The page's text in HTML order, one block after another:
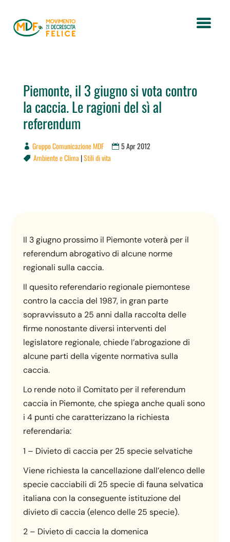
Piemonte, il 3 giugno si vota contro
la caccia. Le ragioni del sì al
referendum
Gruppo Comunicazione MDF 5 Apr 2012
 Ambiente e Clima |Stili di vita
Il 3 giugno prossimo il Piemonte voterà per il
referendum abrogativo di alcune norme
regionali sulla caccia.
Il quesito referendario regionale piemontese
contro la caccia del 1987, in gran parte
sopravvissuto a 25 anni dalla raccolta delle
firme nonostante diversi interventi del
legislatore regionale, chiede l’abrogazione di
alcune parti della vigente normativa sulla
caccia.
Lo rende noto il Comitato per il referendum
caccia in Piemonte, che spiega anche quali sono
i 4 punti che caratterizzano la richiesta
referendaria:
1 – Divieto di caccia per 25 specie selvatiche
Viene richiesta la cancellazione dall’elenco delle
specie cacciabili di 25 specie di fauna selvatica
italiana con la conseguente istituzione del
divieto di caccia (elenco delle 25 specie).
2 – Divieto di caccia la domenica